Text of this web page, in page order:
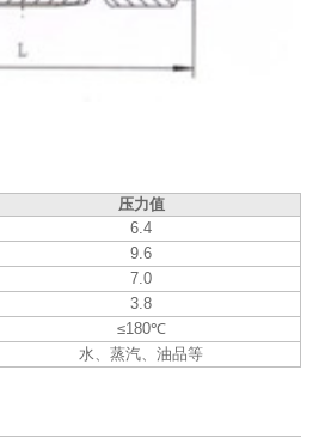
压力值
6.4
9.6
7.0
3.8
≤180℃
水、蒸汽、油品等